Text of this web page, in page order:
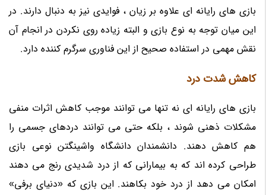
بازی های رایانه ای علاوه بر زیان ، فوایدی نیز به دنبال دارند. در
این میان توجه به نوع بازی و البته زیاده روی نکردن در انجام آن
نقش مهمی در استفاده صحیح از این فناوری سرگرم کننده دارد.
کاهش شدت درد
بازی های رایانه ای نه تنها می توانند موجب کاهش اثرات منفی
مشکلات ذهنی شوند ، بلکه حتی می توانند دردهای جسمی را
هم کاهش دهند. دانشمندان دانشگاه واشینگتن نوعی بازی
طراحی کرده اند که به بیمارانی که از درد شدیدی رنج می دهند
امکان می دهد از درد خود بکاهند. این بازی که «دنیای برفی»